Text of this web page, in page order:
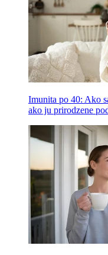
Imunita po 40: Ako
ako ju prirodzene